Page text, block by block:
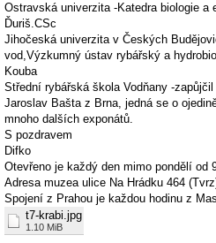
Ostravská univerzita -Katedra biologie a
Ďuriš.CSc
Jihočeská univerzita v Českých
vod,Výzkumný ústav rybářský a
Kouba
Střední rybářská škola Vodňany -
Jaroslav Bašta z Brna, jedná se o
mnoho dalších exponátů.
S pozdravem
Difko
Otevřeno je každý den mimo pondělí od
Adresa muzea ulice Na Hrádku 464
Spojení z Prahou je každou hodinu z
t7-krabi.jpg
1.10 MiB